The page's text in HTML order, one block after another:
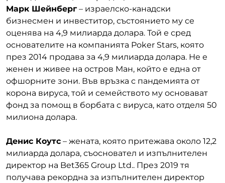
Марк Шейнберг– израелско-канадски
бизнесмен и инвеститор, състоянието му се
оценява на 4,9 милиарда долара. Той е сред
основателите на компанията Poker Stars, която
през 2014 продава за 4,9 милиарда долара. Не е
женен и живее на остров Ман, който е една от
офшорните зони. Във връзка с пандемията от
корона вируса, той и семейството му основават
фонд за помощ в борбата с вируса, като отделя 50
милиона долара.
Денис Коутс – жената, която притежава около 12,2
милиарда долара, съосновател и изпълнителен
директор на Bet365 Group Ltd.. През 2019 тя
получава рекордна за изпълнителен директор